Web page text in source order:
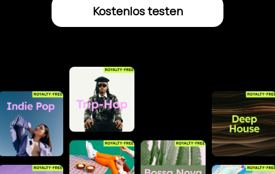
Kostenlos testen